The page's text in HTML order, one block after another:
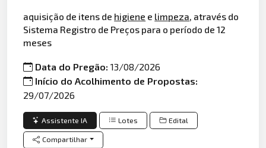
aquisição de itens de higiene e limpeza, através do
Sistema Registro de Preços para o período de 12
meses
Data do Pregão:13/08/2026
Início do Acolhimento de Propostas:
29/07/2026
Assistente IA Lotes Edital
Compartilhar